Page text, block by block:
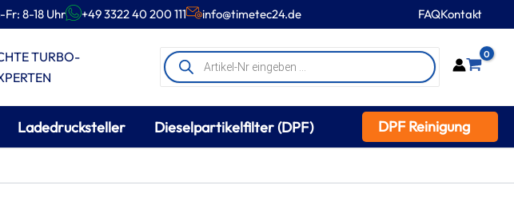
8-18 Uhr +49 3322 40 200 111 info@timetec24.de FAQKontakt
TURBO-
Products
search
0
Ladedrucksteller Dieselpartikelfilter (DPF) DPF Reinigung